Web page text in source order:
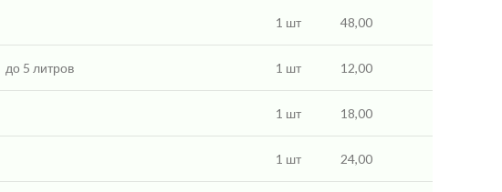
1 шт 48,00
до 5 литров 1 шт 12,00
1 шт 18,00
1 шт 24,00